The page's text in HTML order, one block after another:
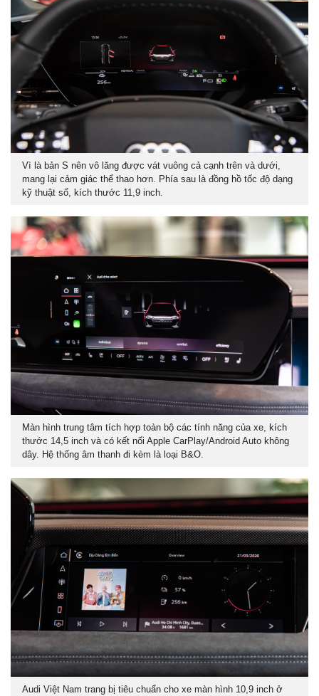
Vì là bản S nên vô lăng được vát vuông cả cạnh trên và dưới,
mang lại cảm giác thể thao hơn. Phía sau là đồng hồ tốc độ dạng
kỹ thuật số, kích thước 11,9 inch.
Màn hình trung tâm tích hợp toàn bộ các tính năng của xe, kích
thước 14,5 inch và có kết nối Apple CarPlay/Android Auto không
dây. Hệ thống âm thanh đi kèm là loại B&O.
Audi Việt Nam trang bị tiêu chuẩn cho xe màn hình 10,9 inch ở